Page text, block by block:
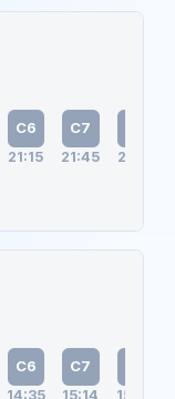
C6
21:15
C7
21:45 22:17
C6
14:35
C7
15:14 15:47